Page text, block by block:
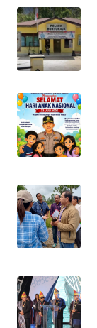
Informasi
INDEKS
BERITA
KONTAK
KAMI
INFO
IKLAN
TENTANG
KAMI
PEDOMAN
SIBER
REDAKSI